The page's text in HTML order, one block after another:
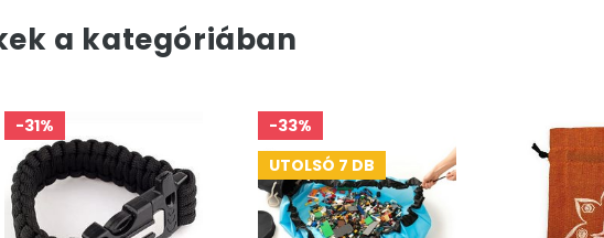
a kategóriában
-31%
-33%
UTOLSÓ 7 DB